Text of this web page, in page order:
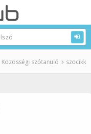
Közösségi szótanuló szocikk